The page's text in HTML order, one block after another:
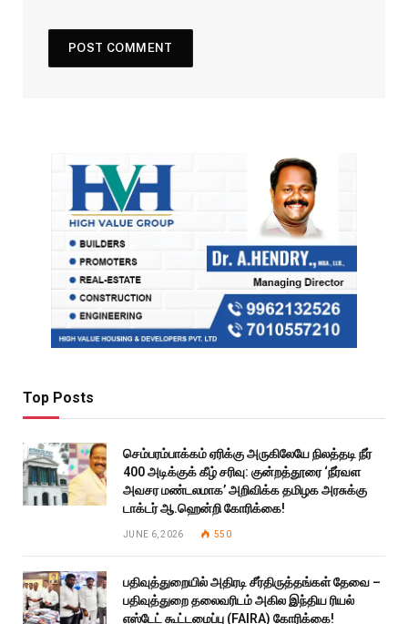
Top Posts
செம்பரம்பாக்கம் ஏரிக்கு அருகிலேயே நிலத்தடி நீர்
400 அடிக்குக் கீழ் சரிவு: குன்றத்தூரை ‘நீர்வள
அவசர மண்டலமாக’ அறிவிக்க தமிழக அரசுக்கு
டாக்டர் ஆ.ஹென்றி கோரிக்கை!
JUNE 6, 2026 550
பதிவுத்துறையில் அதிரடி சீர்திருத்தங்கள் தேவை –
பதிவுத்துறை தலைவரிடம் அகில இந்திய ரியல்
எஸ்டேட் கூட்டமைப்பு (FAIRA) கோரிக்கை!